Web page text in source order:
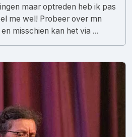
maar optreden heb ik pas
me wel! Probeer over mn
misschien kan het via ...